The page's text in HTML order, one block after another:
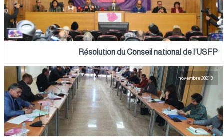
Résolution du Conseil national de l’USFP